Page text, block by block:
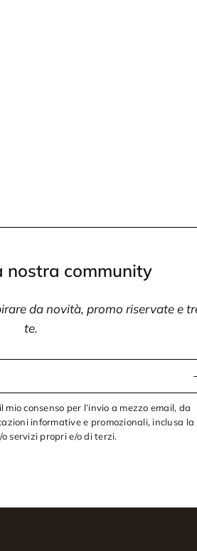
nostra community
da novità, promo riservate e
te.
consenso per l’invio a mezzo email, da
informative e promozionali, inclusa la
servizi propri e/o di terzi.